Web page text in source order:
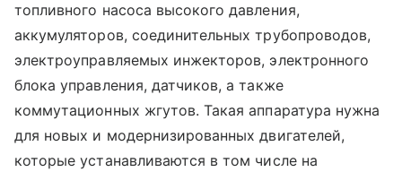
топливного насоса высокого давления,
аккумуляторов, соединительных трубопроводов,
электроуправляемых инжекторов, электронного
блока управления, датчиков, а также
коммутационных жгутов. Такая аппаратура нужна
для новых и модернизированных двигателей,
которые устанавливаются в том числе на